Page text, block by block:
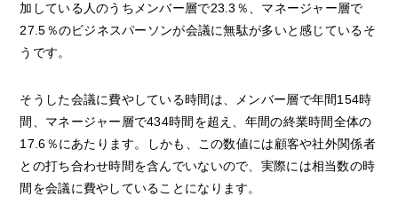
加している人のうちメンバー層で23.3％、マネージャー層で
27.5％のビジネスパーソンが会議に無駄が多いと感じているそ
うです。
そうした会議に費やしている時間は、メンバー層で年間154時
間、マネージャー層で434時間を超え、年間の終業時間全体の
17.6％にあたります。しかも、この数値には顧客や社外関係者
との打ち合わせ時間を含んでいないので、実際には相当数の時
間を会議に費やしていることになります。